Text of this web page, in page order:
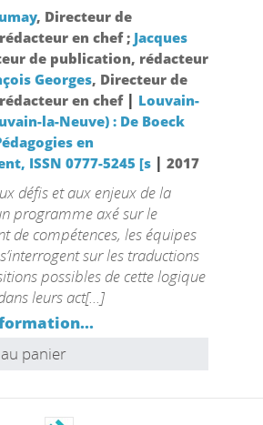
, Directeur de
en chef ; Jacques
de publication, rédacteur
Georges, Directeur de
en chef | Louvain-
la-Neuve) : De Boeck
en
ISSN 0777-5245 [s| 2017
défis et aux enjeux de la
programme axé sur le
de compétences, les équipes
sur les traductions
possibles de cette logique
leurs act[...]
panier